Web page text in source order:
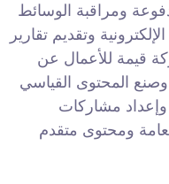
ومراقبة الوسائط
وتقديم تقارير
قيمة للأعمال عن
المحتوى القياسي
وإعداد مشاركات
ومحتوى متقدم